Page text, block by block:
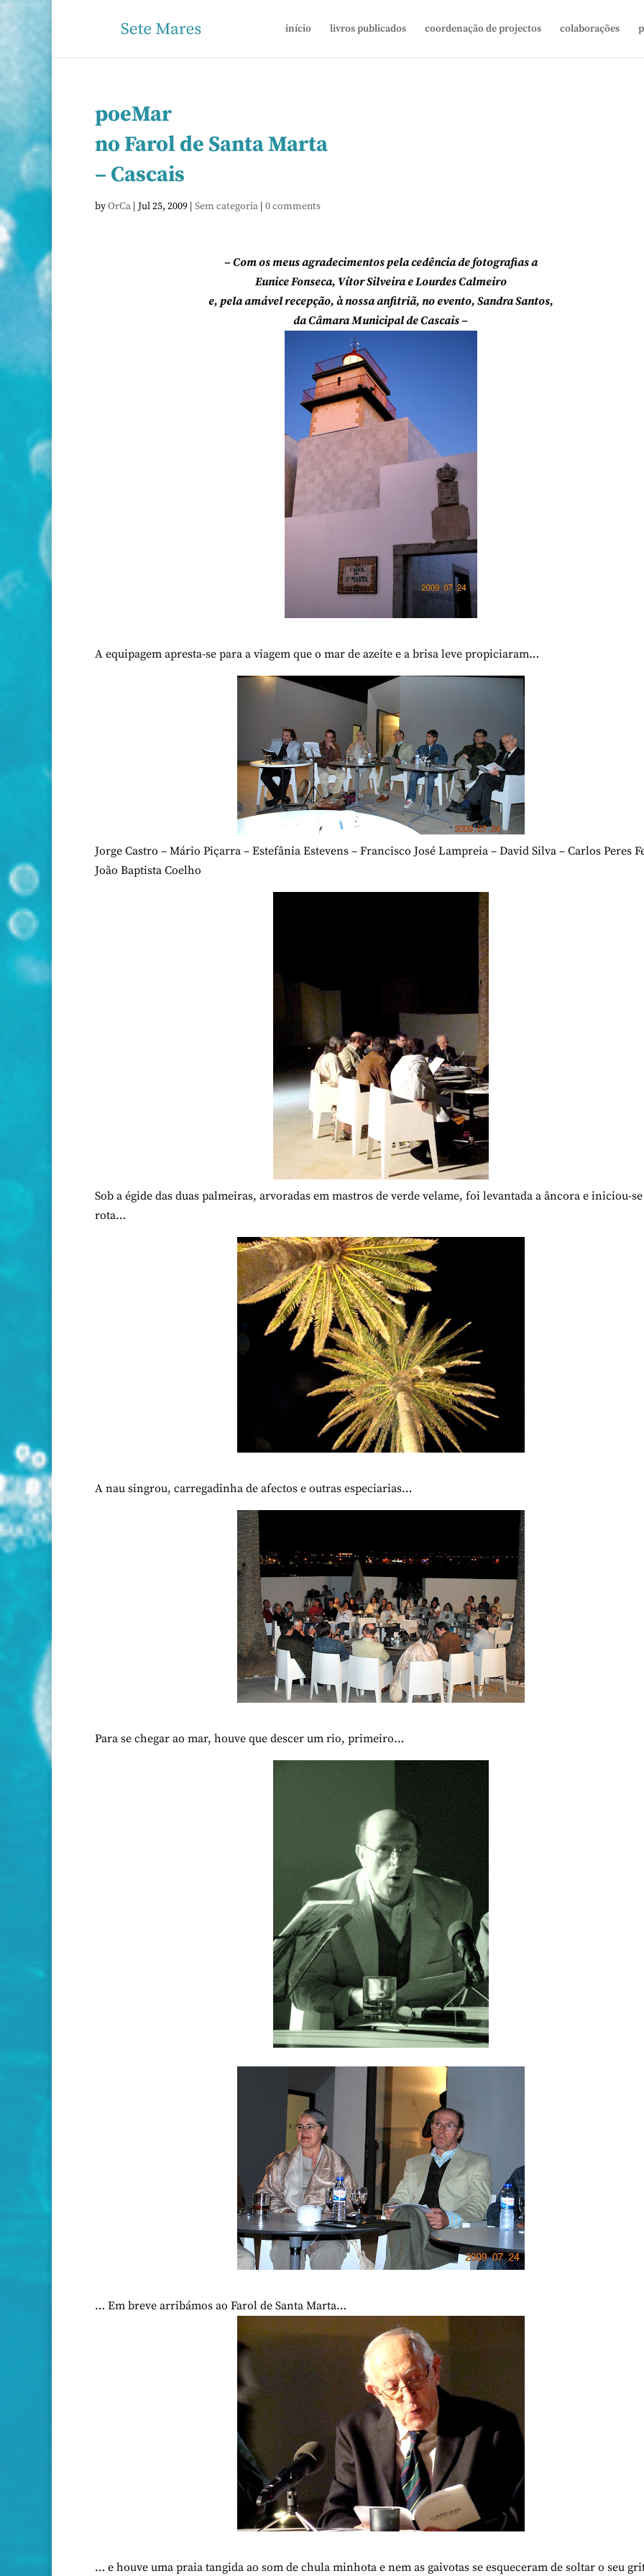
início livros publicados coordenação de projectos colaborações
poeMar
no Farol de Santa Marta
– Cascais
byOrCa | Jul 25, 2009 | Sem categoria | 0 comments
– Com os meus agradecimentos pela cedência de fotografias a
Eunice Fonseca, Vítor Silveira e Lourdes Calmeiro
e, pela amável recepção, à nossa anfitriã, no evento, Sandra Santos,
da Câmara Municipal de Cascais –
A equipagem apresta-se para a viagem que o mar de azeite e a brisa leve propiciaram…
Jorge Castro – Mário Piçarra – Estefânia Estevens – Francisco José Lampreia – David Silva – Carlos Peres
João Baptista Coelho
Sob a égide das duas palmeiras, arvoradas em mastros de verde velame, foi levantada a âncora e iniciou-
rota…
A nau singrou, carregadinha de afectos e outras especiarias…
Para se chegar ao mar, houve que descer um rio, primeiro…
… Em breve arribámos ao Farol de Santa Marta…
… e houve uma praia tangida ao som de chula minhota e nem as gaivotas se esqueceram de soltar o seu